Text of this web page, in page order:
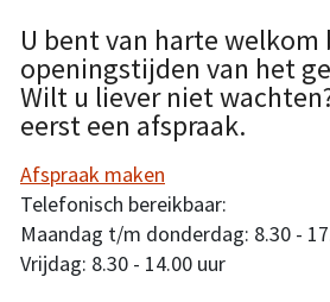
U bent van harte welkom
openingstijden van het
Wilt u liever niet
eerst een afspraak.
Afspraak maken
Telefonisch bereikbaar:
Maandag t/m donderdag: 8.30 -
Vrijdag: 8.30 - 14.00 uur